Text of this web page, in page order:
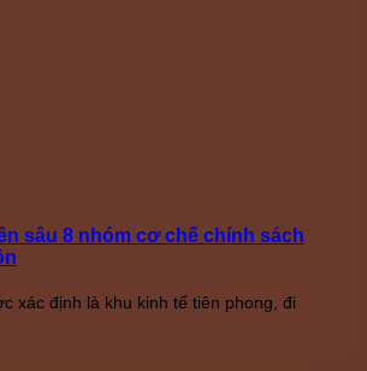
sâu 8 nhóm cơ chế chính sách
xác định là khu kinh tế tiên phong, đi